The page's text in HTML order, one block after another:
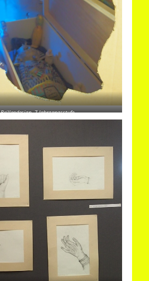
Brillendesign, 7.Jahrgangsstufe